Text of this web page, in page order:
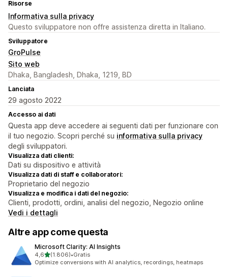
Risorse
Informativa sulla privacy
Questo sviluppatore non offre assistenza diretta in Italiano.
Sviluppatore
GroPulse
Sito web
Dhaka, Bangladesh, Dhaka, 1219, BD
Lanciata
29 agosto 2022
Accesso ai dati
Questa app deve accedere ai seguenti dati per funzionare con
il tuo negozio. Scopri perché su informativa sulla privacy
degli sviluppatori.
Visualizza dati clienti:
Dati su dispositivo e attività
Visualizza dati di staff e collaboratori:
Proprietario del negozio
Visualizza e modifica i dati del negozio:
Clienti, prodotti, ordini, analisi del negozio, Negozio online
Vedi i dettagli
Altre app come questa
Microsoft Clarity: AI Insights
4,6stelle su 5
(1.806)
1806 recensioni totali
•Gratis
Optimize conversions with AI analytics, recordings, heatmaps